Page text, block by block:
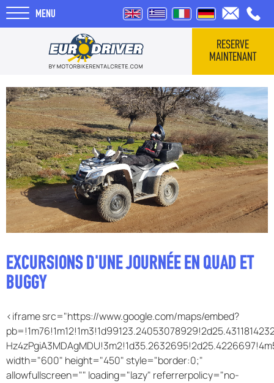
MENU
RESERVE
MAINTENANT
VÉHICULES
QUI SOMMES-NOUS
COMMENTAIRES
TOURS
BLOG
F.A.Q
EXCURSIONS D'UNE JOURNÉE EN QUAD ET
BUGGY
<iframe src="https://www.google.com/maps/embed?
width="600" height="450" style="border:0;"
allowfullscreen="" loading="lazy" referrerpolicy="no-